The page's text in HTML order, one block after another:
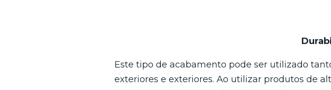
Este tipo de acabamento pode ser utilizado
exteriores e exteriores. Ao utilizar produtos de